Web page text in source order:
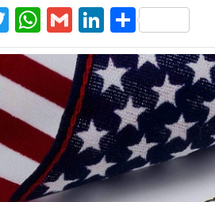
Twitter
WhatsApp
GmailLinkedIn